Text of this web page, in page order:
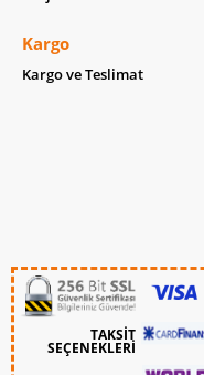
Kargo
Kargo ve Teslimat
TAKSİT
SEÇENEKLERİ